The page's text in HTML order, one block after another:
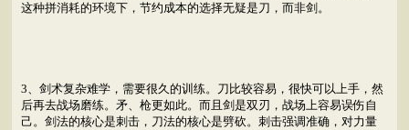
这种拼消耗的环境下，节约成本的选择无疑是刀，而非剑。
3、剑术复杂难学，需要很久的训练。刀比较容易，很快可以上手，然
后再去战场磨练。矛、枪更如此。而且剑是双刃，战场上容易误伤自
己。剑法的核心是刺击，刀法的核心是劈砍。刺击强调准确，对力量